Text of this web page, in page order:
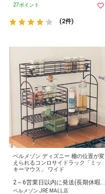
27ポイント
(2件)
ベルメゾン ディズニー 棚の位置が変
えられるコンロサイドラック「ミッ
キーマウス」 ワイド
2～6営業日以内に発送(長期休暇除く)
ベルメゾン JRE MALL店